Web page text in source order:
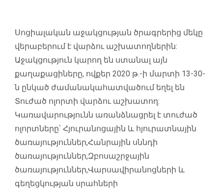
Սոցիալական աջակցության ծրագրերից մեկը
վերաբերում է վարձու աշխատողներին:
Աջակցություն կարող են ստանալ այն
քաղաքացիները, ովքեր 2020 թ.-ի մարտի 13-30-
ն ընկած ժամանակահատվածում եղել են
Տուժած ոլորտի վարձու աշխատող:
Կառավարությունն առանձնացրել է տուժած
ոլորտները՝ Հյուրանոցային և հյուրատնային
ծառայություններ,Հանրային սննդի
ծառայություններ,Զբոսաշրջային
ծառայություններ,Վարսավիրանոցների և
գեղեցկության սրահների